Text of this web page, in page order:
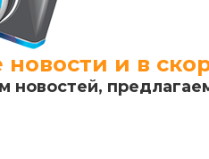
и в
новостей,